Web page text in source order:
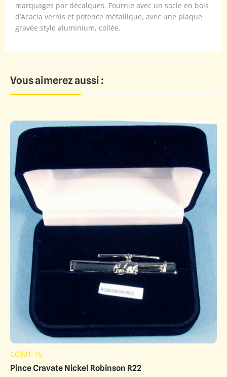
marquages par décalques. Fournie avec un socle en bois
d’Acacia vernis et potence métallique, avec une plaque
gravée style aluminium, collée.
Vous aimerez aussi :
CC031-16
Pince Cravate Nickel Robinson R22